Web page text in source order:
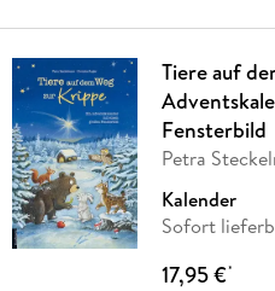
Tiere auf
Fensterbild
Petra
Kalender
Sofort
17,95 €*